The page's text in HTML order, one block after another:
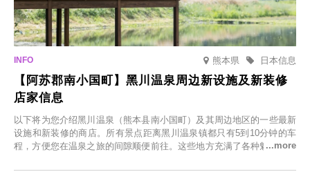
熊本県 日本信息
【阿苏郡南小国町】黑川温泉周边新设施及新装修
店家信息
以下将为您介绍黑川温泉（熊本县南小国町）及其周边地区的一些最新
设施和新装修的商店。所有景点距离黑川温泉镇都只有5到10分钟的车
程，方便您在温泉之旅的间隙顺便前往。这些地方充满了各种魅力，包
食材的餐厅。让您体验黑川温泉的全新乐趣。